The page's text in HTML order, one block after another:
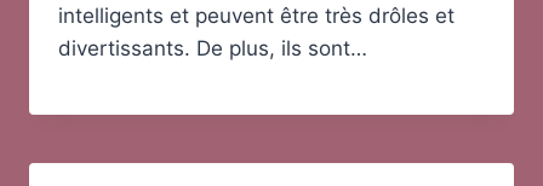
intelligents et peuvent être très drôles et
divertissants. De plus, ils sont…